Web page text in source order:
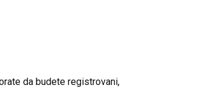
da budete registrovani,